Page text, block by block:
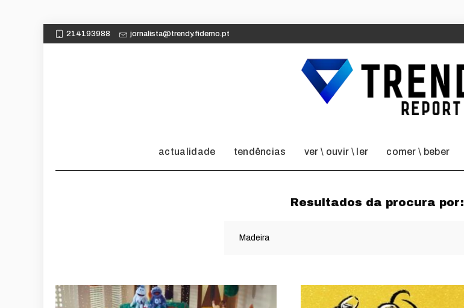
214193988 jornalista@trendy.fidemo.pt
actualidade tendências ver \ ouvir \ ler comer \ beber
Resultados da procura por: